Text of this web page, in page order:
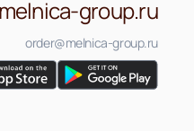
group.ru
order@melnica-group.ru